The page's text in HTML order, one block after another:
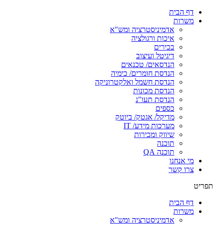
דף הבית
משרות
אדמיניסטרציה ומש"א
איכות ורגולציה
בכירים
דיגיטל ועיצוב
הנדסאים/ טכנאים
הנדסת חומרים/ כימיה
הנדסת חשמל ואלקטרוניקה
הנדסת מכונות
הנדסת תעו"נ
כספים
מדיקל/ אגטק/ ביוטק
מערכות מידע/ IT
שיווק ומכירות
תוכנה
תוכנה QA
מי אנחנו
צרו קשר
תפריט
דף הבית
משרות
אדמיניסטרציה ומש"א